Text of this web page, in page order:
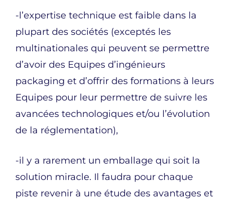
-l’expertise technique est faible dans la
plupart des sociétés (exceptés les
multinationales qui peuvent se permettre
d’avoir des Equipes d’ingénieurs
packaging et d’offrir des formations à leurs
Equipes pour leur permettre de suivre les
avancées technologiques et/ou l’évolution
de la réglementation),
-il y a rarement un emballage qui soit la
solution miracle. Il faudra pour chaque
piste revenir à une étude des avantages et